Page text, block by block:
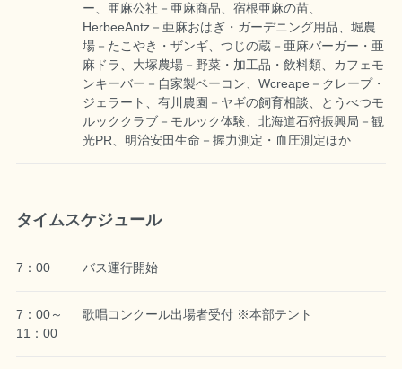
ー、亜麻公社－亜麻商品、宿根亜麻の苗、
HerbeeAntz－亜麻おはぎ・ガーデニング用品、堀農
場－たこやき・ザンギ、つじの蔵－亜麻バーガー・亜
麻ドラ、大塚農場－野菜・加工品・飲料類、カフェモ
ンキーバー－自家製ベーコン、Wcreape－クレープ・
ジェラート、有川農園－ヤギの飼育相談、とうべつモ
ルッククラブ－モルック体験、北海道石狩振興局－観
光PR、明治安田生命－握力測定・血圧測定ほか
タイムスケジュール
7：00 バス運行開始
7：00～
11：00
歌唱コンクール出場者受付 ※本部テント